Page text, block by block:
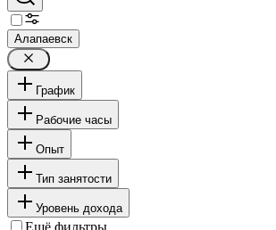
Алапаевск
График
Рабочие часы
Опыт
Тип занятости
Уровень дохода
Ещё фильтры